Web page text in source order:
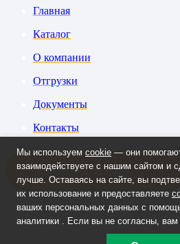
Главная
Каталог
О компании
Отгрузки
Документы
Контакты
Заказать звонок
+7 908 090-70-33
Мы используем cookie — они
взаимодействуете с нашим сайтом и
лучше. Оставаясь на сайте, вы
их использование и предоставляете
ваших персональных данных с
аналитики . Если вы не согласны, вам